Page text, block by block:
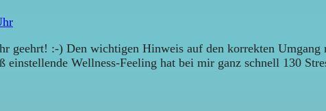
geehrt! :-) Den wichtigen Hinweis auf den korrekten
Wellness-Feeling hat bei mir ganz schnell 130